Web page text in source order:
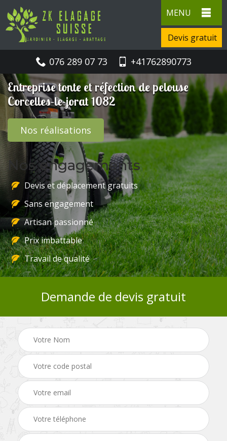
MENU
Devis gratuit
076 289 07 73 +41762890773
Entreprise tonte et réfection de pelouse
Corcelles-le-jorat 1082
Nos réalisations
Nos engagements
Devis et déplacement gratuits
Sans engagement
Artisan passionné
Prix imbattable
Travail de qualité
Demande de devis gratuit